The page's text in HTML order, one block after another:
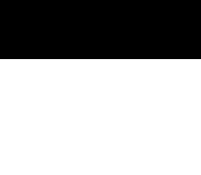
Скидка 10% на первый заказ